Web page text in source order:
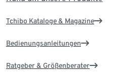
Tchibo Kataloge & Magazine
Bedienungsanleitungen
Ratgeber & Größenberater